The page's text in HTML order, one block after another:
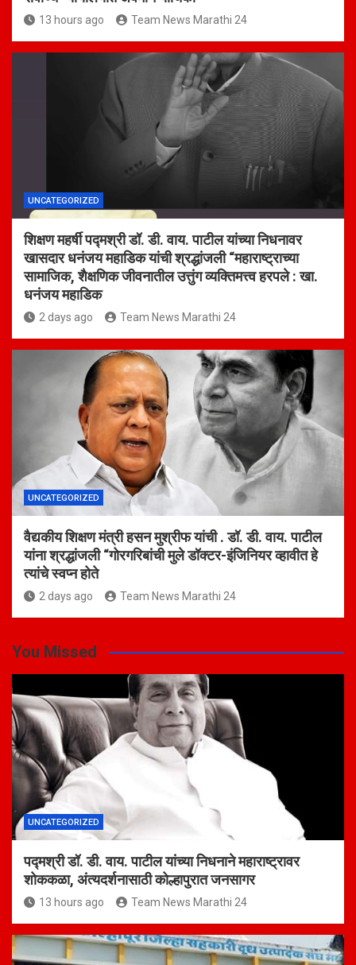
13 hours ago Team News Marathi 24
UNCATEGORIZED
शिक्षण महर्षी पद्मश्री डॉ. डी. वाय. पाटील यांच्या निधनावर
खासदार धनंजय महाडिक यांची श्रद्धांजली “महाराष्ट्राच्या
सामाजिक, शैक्षणिक जीवनातील उत्तुंग व्यक्तिमत्त्व हरपले : खा.
धनंजय महाडिक
2 days ago Team News Marathi 24
UNCATEGORIZED
वैद्यकीय शिक्षण मंत्री हसन मुश्रीफ यांची . डॉ. डी. वाय. पाटील
यांना श्रद्धांजली “गोरगरिबांची मुले डॉक्टर-इंजिनियर व्हावीत हे
त्यांचे स्वप्न होते
2 days ago Team News Marathi 24
You Missed
UNCATEGORIZED
पद्मश्री डॉ. डी. वाय. पाटील यांच्या निधनाने महाराष्ट्रावर
शोककळा, अंत्यदर्शनासाठी कोल्हापुरात जनसागर
13 hours ago Team News Marathi 24